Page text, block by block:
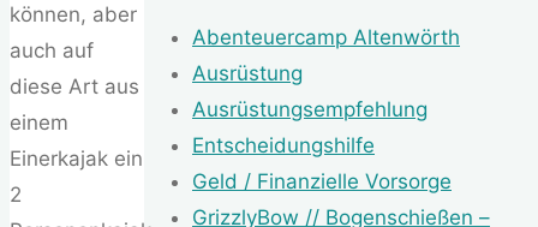
können, aber
auch auf
diese Art aus
einem
Einerkajak ein
2
Abenteuercamp Altenwörth
Ausrüstung
Ausrüstungsempfehlung
Entscheidungshilfe
Geld / Finanzielle Vorsorge
GrizzlyBow // Bogenschießen –